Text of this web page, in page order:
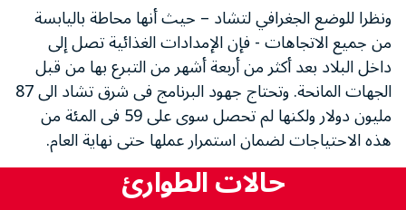
ونظرا للوضع الجغرافي لتشاد – حيث أنها محاطة باليابسة
من جميع الاتجاهات - فإن الإمدادات الغذائية تصل إلى
داخل البلاد بعد أكثر من أربعة أشهر من التبرع بها من قبل
الجهات المانحة. وتحتاج جهود البرنامج فى شرق تشاد الى 87
مليون دولار ولكنها لم تحصل سوى على 59 فى المئة من
هذه الاحتياجات لضمان استمرار عملها حتى نهاية العام.
حالات الطوارئ